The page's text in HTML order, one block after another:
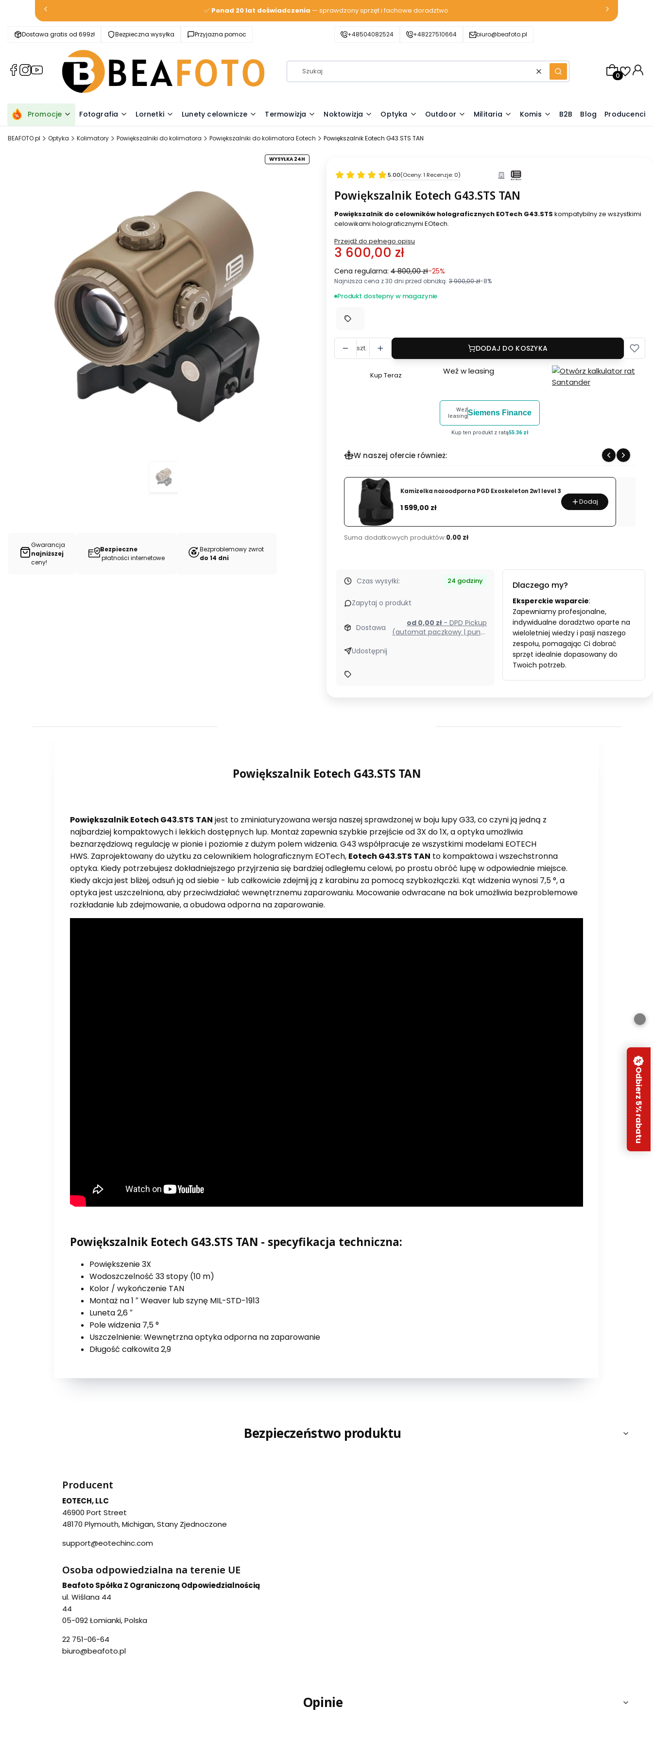
✅ Ponad 20 lat doświadczenia — sprawdzony sprzęt i fachowe doradztwo
Dostawa gratis od 699zł Bezpieczna wysyłka Przyjazna pomoc +48504082524 +48227510664 biuro@beafoto.pl
(Otwiera
karcie)
(Otwiera
karcie)
(Otwiera
karcie)
WyczyśćSzukaj
Produkty w
Promocje Fotografia Lornetki Lunety celownicze Termowizja Noktowizja Optyka Outdoor Militaria Komis B2B Blog Producenci
BEAFOTO.pl Optyka Kolimatory Powiększalniki do kolimatora Powiększalniki do kolimatora Eotech Powiększalnik Eotech G43.STS TAN
Gwarancja
najniższej
ceny!
Bezpieczne
płatności internetowe
Bezproblemowy zwrot
do 14 dni
WYSYŁKA 24H
5.00(Oceny: 1 Recenzje: 0)
Powiększalnik Eotech G43.STS TAN
Powiększalnik do celowników holograficznych EOTech G43.STS kompatybilny ze wszystkimi
celowikami holograficznymi EOtech.
Przejdź do pełnego opisu
3 600,00 zł
Cena regularna: 4 800,00 zł-25%
Najniższa cena z 30 dni przed obniżką: 3 900,00 zł-8%
Produkt dostepny w magazynie
szt. DODAJ DO KOSZYKA
Szybki
G43.STS
TAN
Kup Teraz Weź w leasing
Weź
leasingSiemens Finance
Kup ten produkt z ratą55.36 zł
W naszej ofercie również:
Kamizelka nożoodporna PGD Exoskeleton 2w1 level 3
Cena
1 599,00 zł
Dodaj
Suma dodatkowych produktów:0.00 zł
Czas wysyłki: 24 godziny
Zapytaj o produkt
Dostawa od 0,00 zł - DPD Pickup
(automat paczkowy | punkt
Udostępnij
Dlaczego my?
Eksperckie wsparcie:
Zapewniamy profesjonalne,
indywidualne doradztwo oparte na
wieloletniej wiedzy i pasji naszego
zespołu, pomagając Ci dobrać
sprzęt idealnie dopasowany do
Twoich potrzeb.
Powiększalnik Eotech G43.STS TAN
Powiększalnik Eotech G43.STS TAN jest to zminiaturyzowana wersja naszej sprawdzonej w boju lupy G33, co czyni ją jedną z
najbardziej kompaktowych i lekkich dostępnych lup. Montaż zapewnia szybkie przejście od 3X do 1X, a optyka umożliwia
beznarzędziową regulację w pionie i poziomie z dużym polem widzenia. G43 współpracuje ze wszystkimi modelami EOTECH
HWS. Zaprojektowany do użytku za celownikiem holograficznym EOTech, Eotech G43.STS TAN to kompaktowa i wszechstronna
optyka. Kiedy potrzebujesz dokładniejszego przyjrzenia się bardziej odległemu celowi, po prostu obróć lupę w odpowiednie miejsce.
Kiedy akcja jest bliżej, odsuń ją od siebie - lub całkowicie zdejmij ją z karabinu za pomocą szybkozłączki. Kąt widzenia wynosi 7,5 °, a
optyka jest uszczelniona, aby przeciwdziałać wewnętrznemu zaparowaniu. Mocowanie odwracane na bok umożliwia bezproblemowe
rozkładanie lub zdejmowanie, a obudowa odporna na zaparowanie.
Powiększalnik Eotech G43.STS TAN - specyfikacja techniczna:
Powiększenie 3X
Wodoszczelność 33 stopy (10 m)
Kolor / wykończenie TAN
Montaż na 1 ″ Weaver lub szynę MIL-STD-1913
Luneta 2,6 ″
Pole widzenia 7,5 °
Uszczelnienie: Wewnętrzna optyka odporna na zaparowanie
Długość całkowita 2,9
Bezpieczeństwo produktu
Producent
EOTECH, LLC
46900 Port Street
48170 Plymouth, Michigan, Stany Zjednoczone
support@eotechinc.com
Osoba odpowiedzialna na terenie UE
Beafoto Spółka Z Ograniczoną Odpowiedzialnością
ul. Wiślana 44
44
05-092 Łomianki, Polska
22 751-06-64
biuro@beafoto.pl
Opinie
Odbierz 5% rabatu